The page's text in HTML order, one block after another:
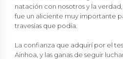
natación con nosotros y la
fue un aliciente muy importante
travesías que podía.
La confianza que adquirí por el
Ainhoa, y las ganas de seguir